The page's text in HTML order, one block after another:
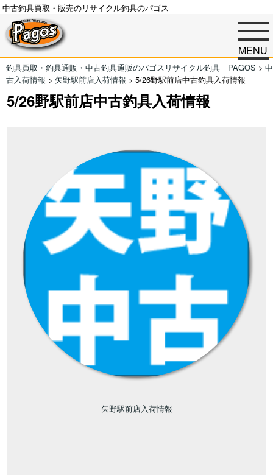
中古釣具買取・販売のリサイクル釣具のパゴス
MENU
釣具買取・釣具通販・中古釣具通販のパゴスリサイクル釣具｜PAGOS > 中
古入荷情報 > 矢野駅前店入荷情報 > 5/26野駅前店中古釣具入荷情報
5/26野駅前店中古釣具入荷情報
矢野駅前店入荷情報